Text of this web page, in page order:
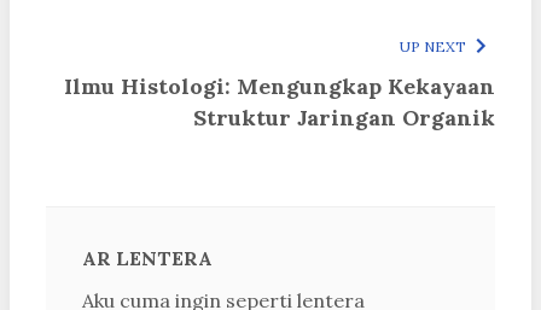
UP NEXT
Ilmu Histologi: Mengungkap Kekayaan
Struktur Jaringan Organik
AR LENTERA
Aku cuma ingin seperti lentera